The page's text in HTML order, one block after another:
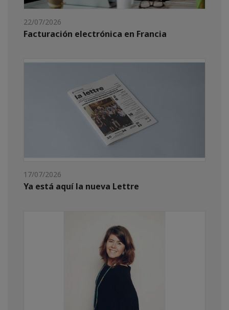
22/07/2026
Facturación electrónica en Francia
17/07/2026
Ya está aquí la nueva Lettre